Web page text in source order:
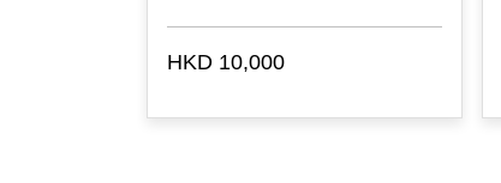
HKD 10,000